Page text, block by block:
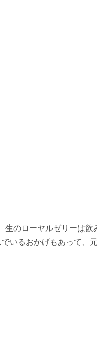
のローヤルゼリーは
いるおかげもあって、